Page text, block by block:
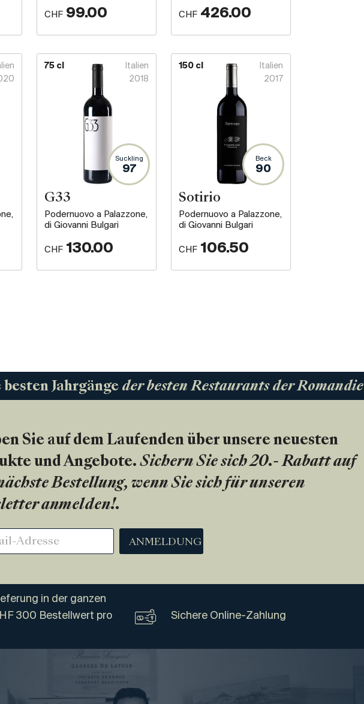
CHF 99.00 CHF 426.00
75 cl
Italien
2018
Suckling
97
G33
Podernuovo a Palazzone,
di Giovanni Bulgari
CHF 130.00
150 cl
Italien
2017
Beck
90
Sotirio
Podernuovo a Palazzone,
di Giovanni Bulgari
CHF 106.50
Jahrgänge der besten Restaurants der Romandie
Sie auf dem Laufenden über unsere neuesten
und Angebote. Sichern Sie sich 20.- Rabatt auf
Bestellung, wenn Sie sich für unseren
anmelden!.
ANMELDUNG
in der ganzen
300 Bestellwert pro
Sichere Online-Zahlung